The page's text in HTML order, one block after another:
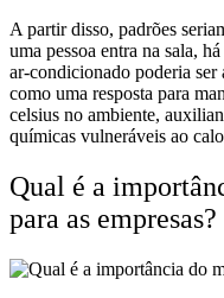
A partir disso, padrões
uma pessoa entra na sala,
ar-condicionado poderia ser
como uma resposta para
celsius no ambiente,
químicas vulneráveis ao
Qual é a
para as empresas?